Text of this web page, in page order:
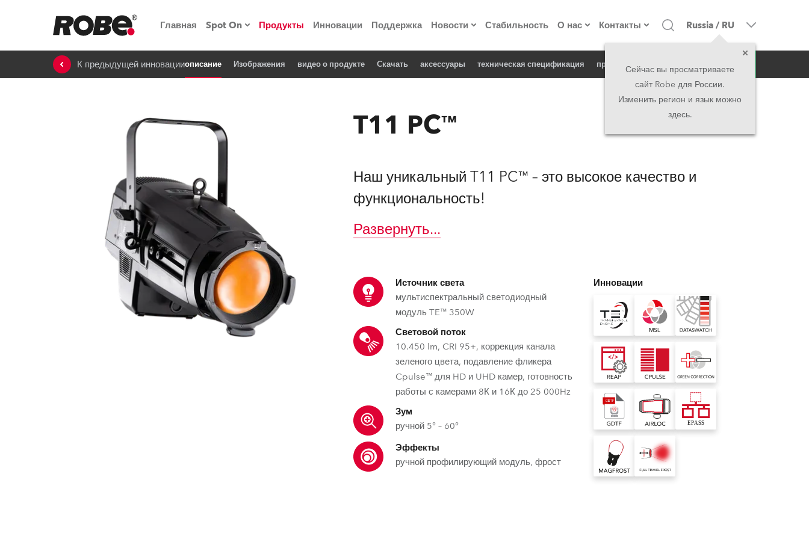
Главная Spot On
Мероприятия
Обучающие материалы по
RoboSpot
Robe On The Road
Robe на площадке
«Кладовая технологий» Robe
lighting
ProMotion Lighting
Robe Maritime
Продукты Инновации Поддержка Новости
Пресс-релизы
Стабильность О нас
о компании
Сделано в Европе
Контакты
Головной офис
Головной офис
France
Czech and Slovak Republic
Торговые представители
Global
Европа
Русскоязычные территории
Russia / RU
Сейчас вы просматриваете
сайт Robe для России.
Изменить регион и язык можно
здесь.
К предыдущей инновацииописание Изображения видео о продукте Cкачать аксессуары техническая спецификация продукт в новостях
T11 PC™
Наш уникальный T11 PC™ – это высокое качество и
функциональность!
Развернуть...
Источник света
мультиспектральный светодиодный
модуль TE™ 350W
Световой поток
10.450 lm, CRI 95+, коррекция канала
зеленого цвета, подавление фликера
Cpulse™ для HD и UHD камер, готовность
работы с камерами 8К и 16К до 25 000Hz
Зум
ручной 5° – 60°
Эффекты
ручной профилирующий модуль, фрост
Инновации